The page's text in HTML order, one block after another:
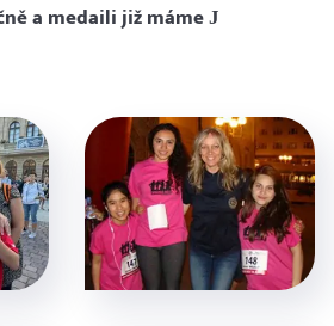
a medaili již máme J